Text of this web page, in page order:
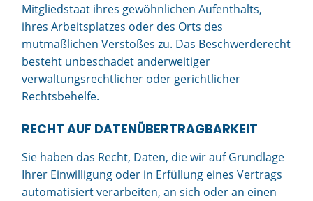
Mitgliedstaat ihres gewöhnlichen Aufenthalts,
ihres Arbeitsplatzes oder des Orts des
mutmaßlichen Verstoßes zu. Das Beschwerderecht
besteht unbeschadet anderweitiger
verwaltungsrechtlicher oder gerichtlicher
Rechtsbehelfe.
RECHT AUF DATEN­ÜBERTRAG­BARKEIT
Sie haben das Recht, Daten, die wir auf Grundlage
Ihrer Einwilligung oder in Erfüllung eines Vertrags
automatisiert verarbeiten, an sich oder an einen